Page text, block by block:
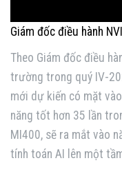
Giám đốc điều hành
Theo Giám đốc điều
trường trong quý IV-
mới dự kiến có mặt
năng tốt hơn 35 lần
MI400, sẽ ra mắt vào
tính toán AI lên một